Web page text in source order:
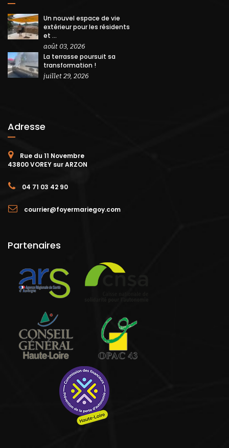
Un nouvel espace de vie
extérieur pour les résidents
et ...
août 03, 2026
La terrasse poursuit sa
transformation !
juillet 29, 2026
Adresse
Rue du 11 Novembre
43800 VOREY sur ARZON
04 71 03 42 90
courrier@foyermariegoy.com
Partenaires